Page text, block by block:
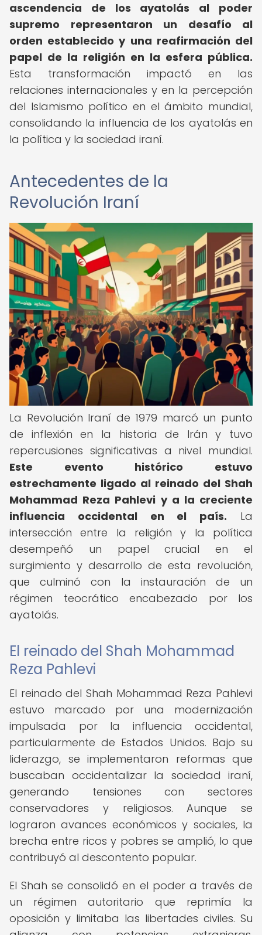
ascendencia de los ayatolás al poder
supremo representaron un desafío al
orden establecido y una reafirmación del
papel de la religión en la esfera pública.
Esta transformación impactó en las
relaciones internacionales y en la percepción
del Islamismo político en el ámbito mundial,
consolidando la influencia de los ayatolás en
la política y la sociedad iraní.
Antecedentes de la
Revolución Iraní
La Revolución Iraní de 1979 marcó un punto
de inflexión en la historia de Irán y tuvo
repercusiones significativas a nivel mundial.
Este evento histórico estuvo
estrechamente ligado al reinado del Shah
Mohammad Reza Pahlevi y a la creciente
influencia occidental en el país. La
intersección entre la religión y la política
desempeñó un papel crucial en el
surgimiento y desarrollo de esta revolución,
que culminó con la instauración de un
régimen teocrático encabezado por los
ayatolás.
El reinado del Shah Mohammad
Reza Pahlevi
El reinado del Shah Mohammad Reza Pahlevi
estuvo marcado por una modernización
impulsada por la influencia occidental,
particularmente de Estados Unidos. Bajo su
liderazgo, se implementaron reformas que
buscaban occidentalizar la sociedad iraní,
generando tensiones con sectores
conservadores y religiosos. Aunque se
lograron avances económicos y sociales, la
brecha entre ricos y pobres se amplió, lo que
contribuyó al descontento popular.
El Shah se consolidó en el poder a través de
un régimen autoritario que reprimía la
oposición y limitaba las libertades civiles. Su